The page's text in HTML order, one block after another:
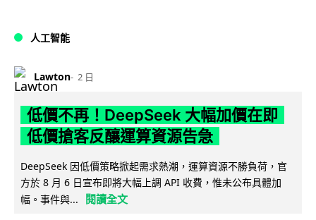
人工智能
Lawton 2 日
低價不再！DeepSeek 大幅加價在即
低價搶客反釀運算資源告急
DeepSeek 因低價策略掀起需求熱潮，運算資源不勝負荷，官
方於 8 月 6 日宣布即將大幅上調 API 收費，惟未公布具體加
幅。事件與...
閱讀全文